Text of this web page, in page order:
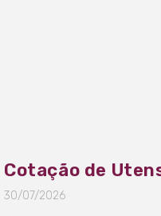
Cotação de
30/07/2026